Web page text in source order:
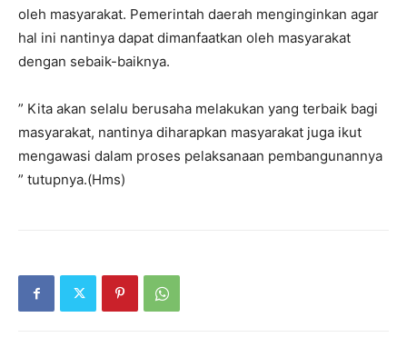
oleh masyarakat. Pemerintah daerah menginginkan agar
hal ini nantinya dapat dimanfaatkan oleh masyarakat
dengan sebaik-baiknya.
” Kita akan selalu berusaha melakukan yang terbaik bagi
masyarakat, nantinya diharapkan masyarakat juga ikut
mengawasi dalam proses pelaksanaan pembangunannya
” tutupnya.(Hms)